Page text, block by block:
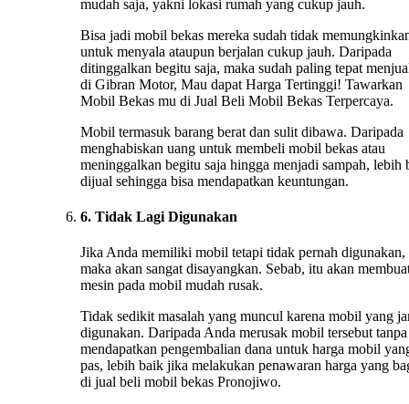
mudah saja, yakni lokasi rumah yang cukup jauh.
Bisa jadi mobil bekas mereka sudah tidak
untuk menyala ataupun berjalan cukup jauh. Daripada
ditinggalkan begitu saja, maka sudah paling tepat
di Gibran Motor, Mau dapat Harga Tertinggi! Tawarkan
Mobil Bekas mu di Jual Beli Mobil Bekas Terpercaya.
Mobil termasuk barang berat dan sulit dibawa. Daripada
menghabiskan uang untuk membeli mobil bekas atau
meninggalkan begitu saja hingga menjadi sampah, lebih
dijual sehingga bisa mendapatkan keuntungan.
6. Tidak Lagi Digunakan
Jika Anda memiliki mobil tetapi tidak pernah digunakan,
maka akan sangat disayangkan. Sebab, itu akan
mesin pada mobil mudah rusak.
Tidak sedikit masalah yang muncul karena mobil yang
digunakan. Daripada Anda merusak mobil tersebut tanpa
mendapatkan pengembalian dana untuk harga mobil
pas, lebih baik jika melakukan penawaran harga yang
di jual beli mobil bekas Pronojiwo.